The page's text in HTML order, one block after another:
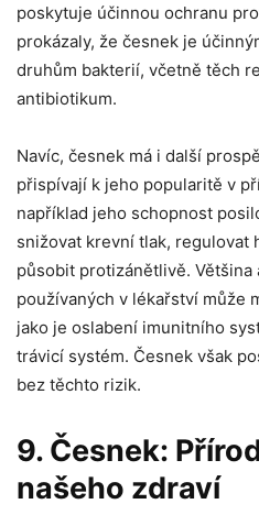
poskytuje⁢ účinnou ochranu
prokázaly, že ⁢česnek je
⁢druhům bakterií, ​včetně těch
antibiotikum.
Navíc,​ česnek⁤ má i⁢ další
přispívají k jeho ​popularitě ‌v
například jeho ⁢schopnost
snižovat krevní tlak, regulovat⁣
působit protizánětlivě. Většina
používaných‍ v ⁣lékařství může
jako ⁣je oslabení imunitního
trávicí systém. Česnek však
bez ⁢těchto rizik.
9. ⁣Česnek:‌
našeho zdraví